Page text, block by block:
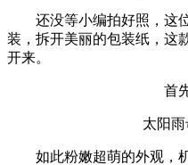
还没等小编拍好照，这位
装，拆开美丽的包装纸，这
开来。
首先
太阳雨
如此粉嫩超萌的外观，机